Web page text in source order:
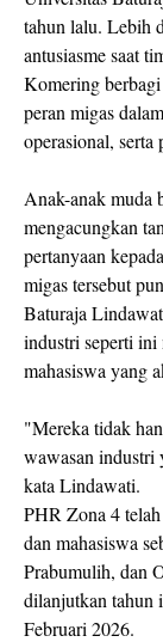
tahun lalu. Lebih
antusiasme saat
Komering
peran migas
operasional,
Anak-anak muda
mengacungkan
pertanyaan
migas tersebut
Baturaja
industri seperti ini
mahasiswa yang
"Mereka tidak
wawasan industri
kata Lindawati.
PHR Zona 4
dan mahasiswa
Prabumulih, dan
dilanjutkan tahun
Februari 2026.